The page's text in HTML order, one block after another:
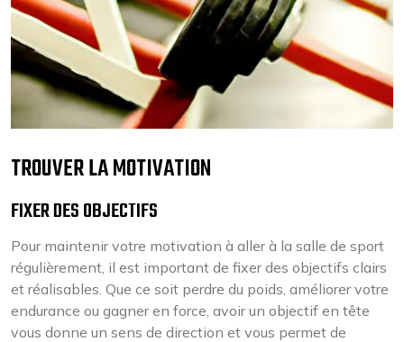
TROUVER LA MOTIVATION
FIXER DES OBJECTIFS
Pour maintenir votre motivation à aller à la salle de sport
régulièrement, il est important de fixer des objectifs clairs
et réalisables. Que ce soit perdre du poids, améliorer votre
endurance ou gagner en force, avoir un objectif en tête
vous donne un sens de direction et vous permet de